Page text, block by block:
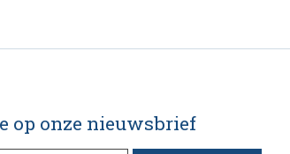
op onze nieuwsbrief